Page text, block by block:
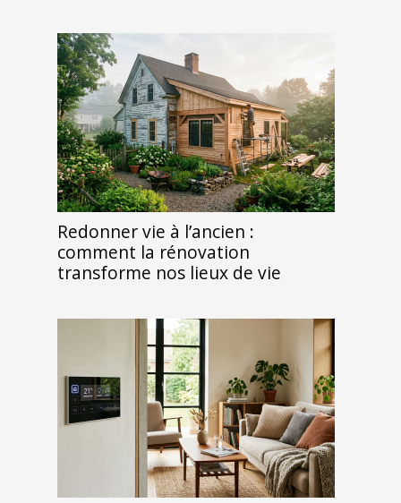
Redonner vie à l’ancien :
comment la rénovation
transforme nos lieux de vie